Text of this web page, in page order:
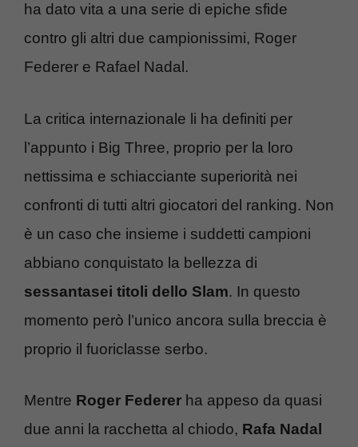
ha dato vita a una serie di epiche sfide
contro gli altri due campionissimi, Roger
Federer e Rafael Nadal.
La critica internazionale li ha definiti per
l’appunto i Big Three, proprio per la loro
nettissima e schiacciante superiorità nei
confronti di tutti altri giocatori del ranking. Non
è un caso che insieme i suddetti campioni
abbiano conquistato la bellezza di
sessantasei titoli dello Slam. In questo
momento però l’unico ancora sulla breccia è
proprio il fuoriclasse serbo.
Mentre Roger Federer ha appeso da quasi
due anni la racchetta al chiodo, Rafa Nadal